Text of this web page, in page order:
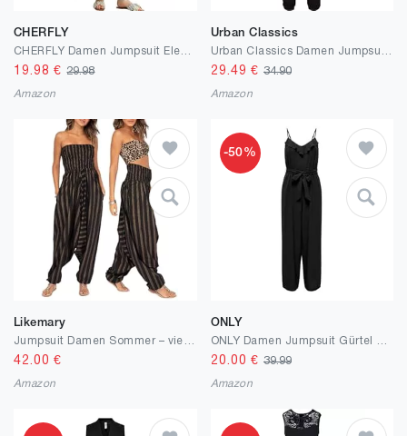
CHERFLY
19.98 €29.98
Amazon
Urban Classics
29.49 € 34.90
Amazon
Likemary
42.00 €
Amazon
-50%
ONLY
20.00 € 39.99
Amazon